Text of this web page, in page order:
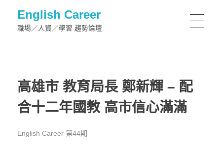
English Career
職場／人資／學習 趨勢論壇
高雄市 教育局長 鄭新輝 – 配
合十二年國教 高市信心滿滿
English Career 第44期